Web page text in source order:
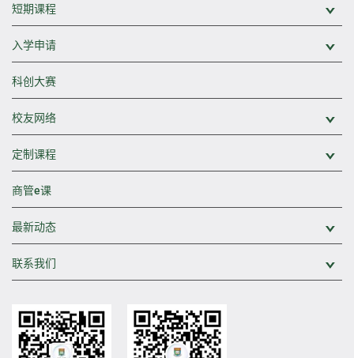
短期课程
入学申请
科创大赛
校友网络
定制课程
商管e课
最新动态
联系我们